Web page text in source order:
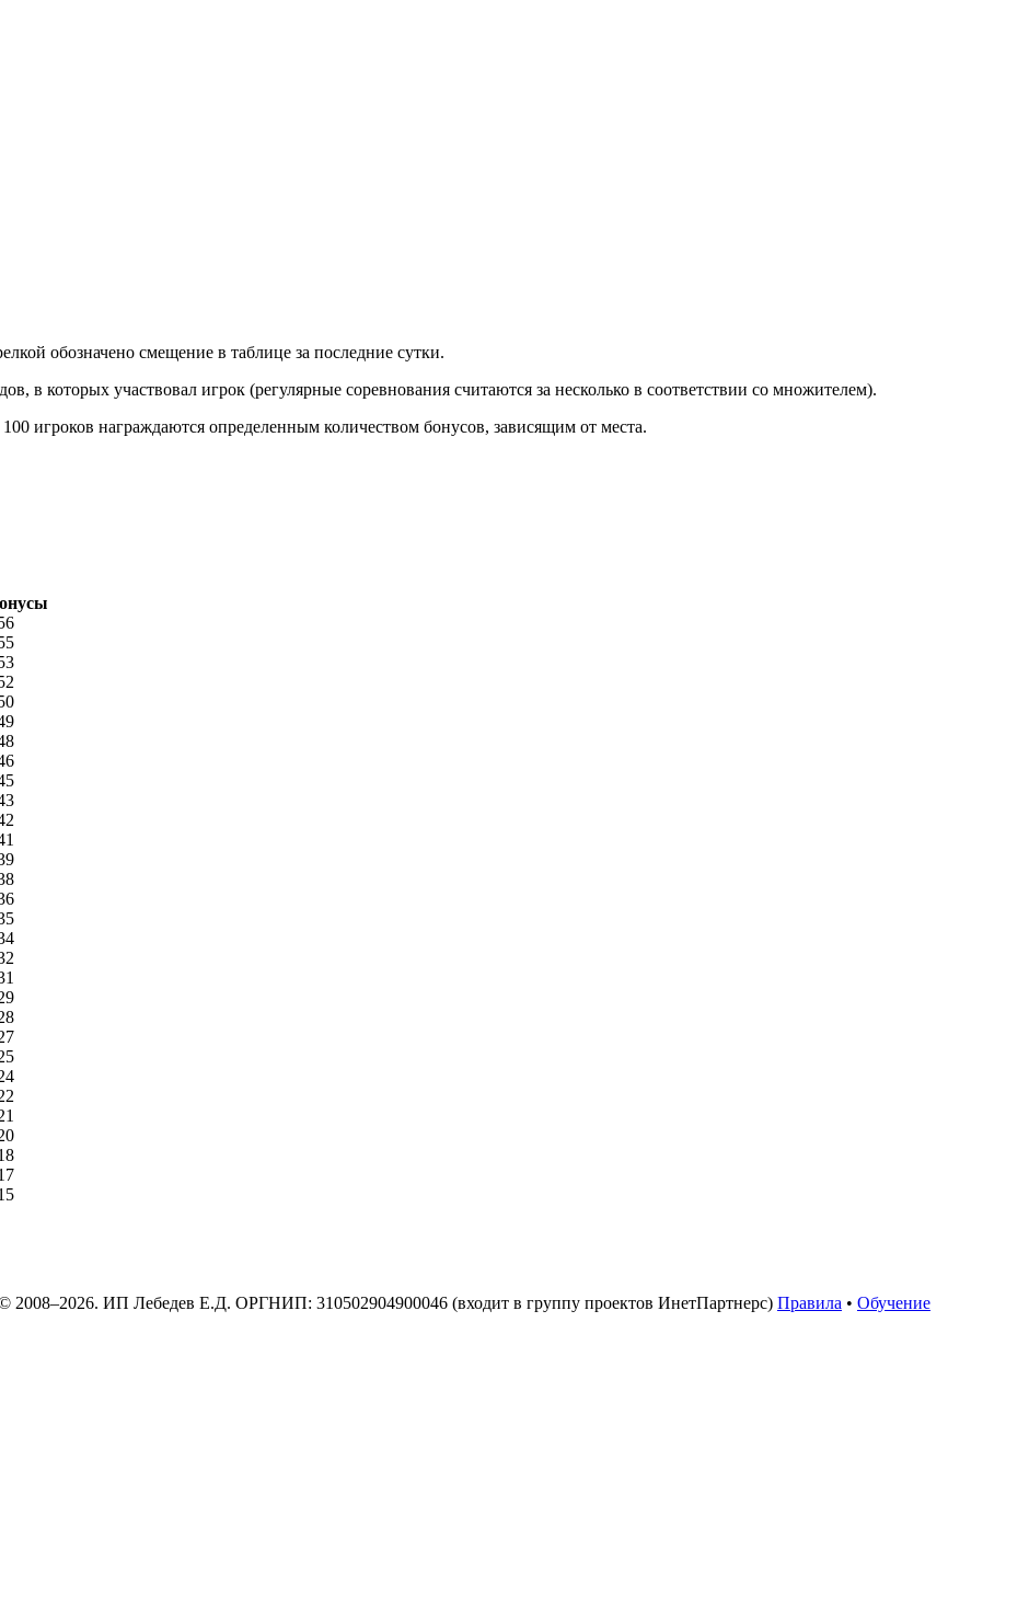
обозначено смещение в таблице за последние сутки.
в которых участвовал игрок (регулярные соревнования считаются за несколько в соответствии со множителем).
игроков награждаются определенным количеством бонусов, зависящим от места.
2008–2026. ИП Лебедев Е.Д. ОРГНИП: 310502904900046 (входит в группу проектов ИнетПартнерс) Правила • Обучение